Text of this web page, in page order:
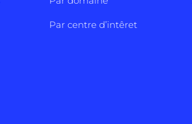
Par centre d’intêret